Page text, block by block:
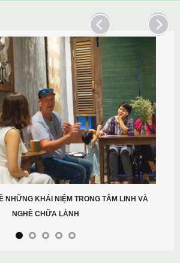
NHỮNG KHÁI NIỆM TRONG TÂM LINH VÀ
NGHỀ CHỮA LÀNH